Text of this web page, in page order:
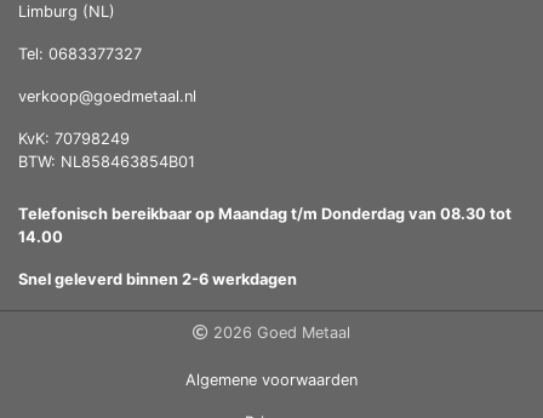
Limburg (NL)
Tel: 0683377327
verkoop@goedmetaal.nl
KvK: 70798249
BTW: NL858463854B01
Telefonisch bereikbaar op Maandag t/m Donderdag van 08.30 tot
14.00
Snel geleverd binnen 2-6 werkdagen
2026 Goed Metaal
Algemene voorwaarden